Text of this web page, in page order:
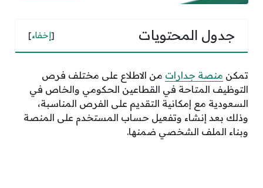
جدول المحتويات [إخفاء]
تمكن منصة جدارات من الاطلاع على مختلف فرص
التوظيف المتاحة في القطاعين الحكومي والخاص في
السعودية مع إمكانية التقديم على الفرص المناسبة،
وذلك بعد إنشاء وتفعيل حساب المستخدم على المنصة
وبناء الملف الشخصي ضمنها.